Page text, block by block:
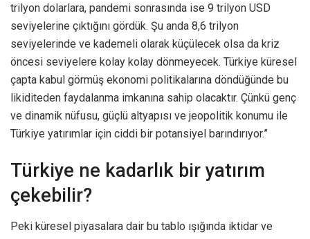
trilyon dolarlara, pandemi sonrasında ise 9 trilyon USD
seviyelerine çıktığını gördük. Şu anda 8,6 trilyon
seviyelerinde ve kademeli olarak küçülecek olsa da kriz
öncesi seviyelere kolay kolay dönmeyecek. Türkiye küresel
çapta kabul görmüş ekonomi politikalarına döndüğünde bu
likiditeden faydalanma imkanına sahip olacaktır. Çünkü genç
ve dinamik nüfusu, güçlü altyapısı ve jeopolitik konumu ile
Türkiye yatırımlar için ciddi bir potansiyel barındırıyor.”
Türkiye ne kadarlık bir yatırım
çekebilir?
Peki küresel piyasalara dair bu tablo ışığında iktidar ve